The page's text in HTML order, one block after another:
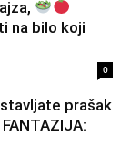
na bilo koji
0
prašak